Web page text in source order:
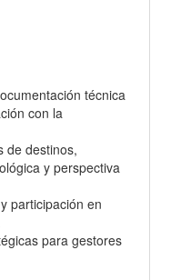
técnica
con la
de destinos,
y perspectiva
participación en
para gestores